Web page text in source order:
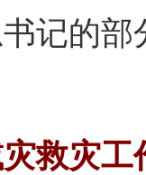
记的
灾工